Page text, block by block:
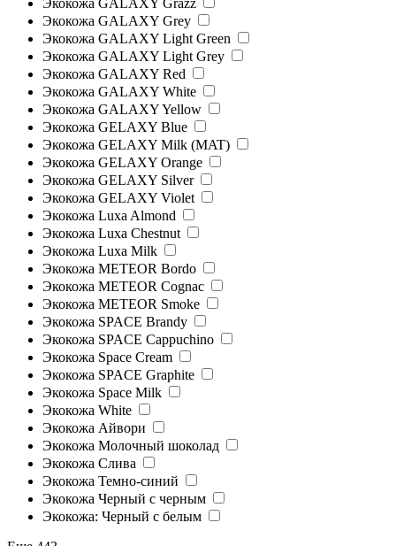
Экокожа GALAXY Grey
Экокожа GALAXY Light Green
Экокожа GALAXY Light Grey
Экокожа GALAXY Red
Экокожа GALAXY White
Экокожа GALAXY Yellow
Экокожа GELAXY Blue
Экокожа GELAXY Milk (MAT)
Экокожа GELAXY Orange
Экокожа GELAXY Silver
Экокожа GELAXY Violet
Экокожа Luxa Almond
Экокожа Luxa Chestnut
Экокожа Luxa Milk
Экокожа METEOR Bordo
Экокожа METEOR Cognac
Экокожа METEOR Smoke
Экокожа SPACE Brandy
Экокожа SPACE Cappuchino
Экокожа Space Cream
Экокожа SPACE Graphite
Экокожа Space Milk
Экокожа White
Экокожа Айвори
Экокожа Молочный шоколад
Экокожа Слива
Экокожа Темно-синий
Экокожа Черный с черным
Экокожа: Черный с белым